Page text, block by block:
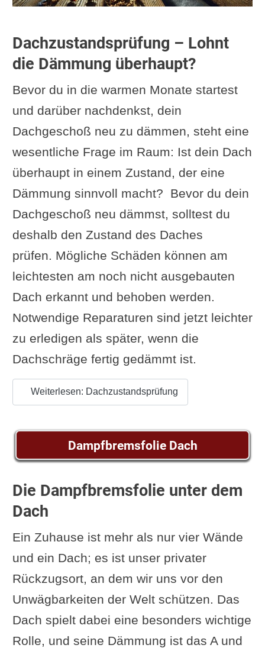
Dachzustandsprüfung – Lohnt
die Dämmung überhaupt?
Bevor du in die warmen Monate startest
und darüber nachdenkst, dein
Dachgeschoß neu zu dämmen, steht eine
wesentliche Frage im Raum: Ist dein Dach
überhaupt in einem Zustand, der eine
Dämmung sinnvoll macht? Bevor du dein
Dachgeschoß neu dämmst, solltest du
deshalb den Zustand des Daches
prüfen. Mögliche Schäden können am
leichtesten am noch nicht ausgebauten
Dach erkannt und behoben werden.
Notwendige Reparaturen sind jetzt leichter
zu erledigen als später, wenn die
Dachschräge fertig gedämmt ist.
Weiterlesen: Dachzustandsprüfung
Dampfbremsfolie Dach
Die Dampfbremsfolie unter dem
Dach
Ein Zuhause ist mehr als nur vier Wände
und ein Dach; es ist unser privater
Rückzugsort, an dem wir uns vor den
Unwägbarkeiten der Welt schützen. Das
Dach spielt dabei eine besonders wichtige
Rolle, und seine Dämmung ist das A und